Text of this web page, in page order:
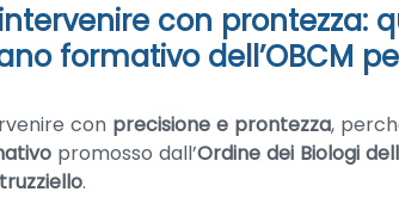
intervenire con prontezza:
formativo dell’OBCM
con precisione e prontezza,
promosso dall’Ordine dei Biologi
.